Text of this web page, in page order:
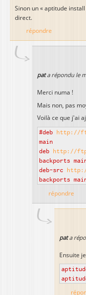
Sinon un « aptitude
direct.
répondre
pata répondu le
Merci numa !
Mais non, pas
Voilà ce que j'ai
#deb http://
main
deb http://
backports
deb-src
backports
répondre
pata
Ensuite